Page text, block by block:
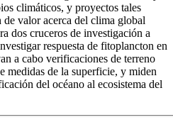
climáticos, y proyectos tales
valor acerca del clima global
dos cruceros de investigación a
respuesta de fitoplancton en
a cabo verificaciones de terreno
medidas de la superficie, y miden
del océano al ecosistema del